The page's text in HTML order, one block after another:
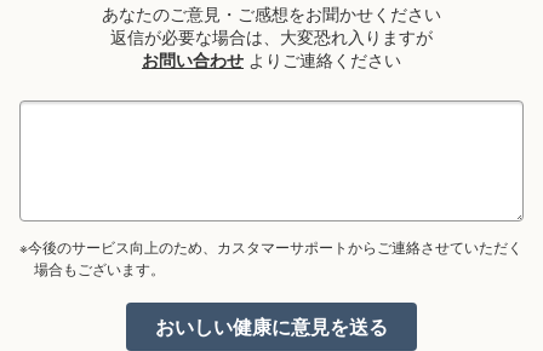
あなたのご意見・ご感想をお聞かせください
返信が必要な場合は、大変恐れ入りますが
お問い合わせ よりご連絡ください
※今後のサービス向上のため、カスタマーサポートからご連絡させていただく
場合もございます。